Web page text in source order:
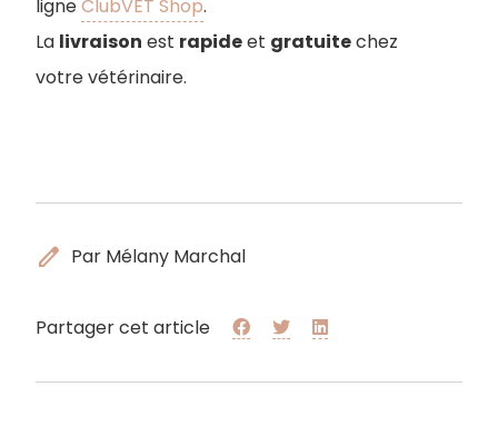
ligneClubVET Shop.
La livraison est rapideet gratuitechez
votre vétérinaire.
edit Par Mélany Marchal
Partager cet article